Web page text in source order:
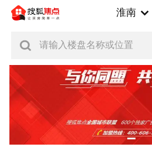
淮南
请输入楼盘名称或位置